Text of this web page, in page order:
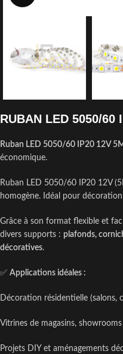
RUBAN LED 5050/60
Ruban LED 5050/60 IP20 12V
économique.
Ruban LED 5050/60 IP20 12V
homogène. Idéal pour
Grâce à son format flexible et
divers supports : plafonds,
décoratives.
✅ Applications idéales :
Décoration résidentielle (salons,
Vitrines de magasins,
Projets DIY et aménagements